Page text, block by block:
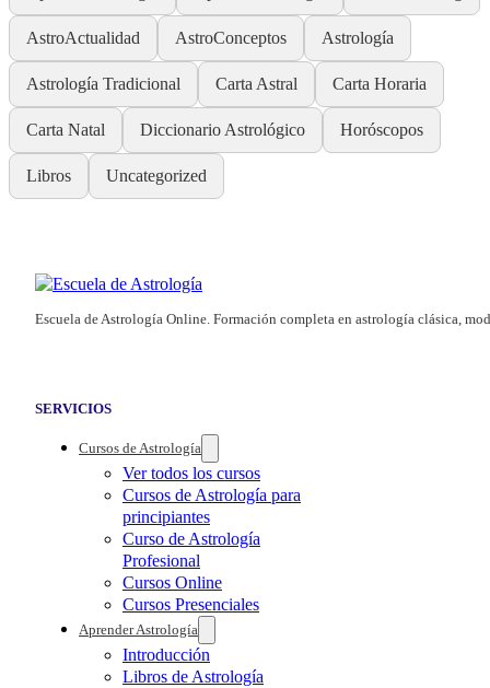
AstroActualidad AstroConceptos Astrología
Astrología Tradicional Carta Astral Carta Horaria
Carta Natal Diccionario Astrológico Horóscopos
Libros Uncategorized
Escuela de Astrología Online. Formación completa en astrología clásica,
SERVICIOS
Cursos de Astrología
Ver todos los cursos
Cursos de Astrología para
principiantes
Curso de Astrología
Profesional
Cursos Online
Cursos Presenciales
Aprender Astrología
Introducción
Libros de Astrología